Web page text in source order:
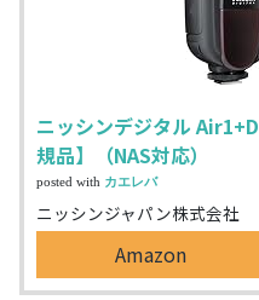
ニッシンデジタル
規品】（NAS対応）
posted with カエレバ
ニッシンジャパン株式会社
Amazon